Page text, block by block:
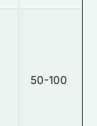
50-100